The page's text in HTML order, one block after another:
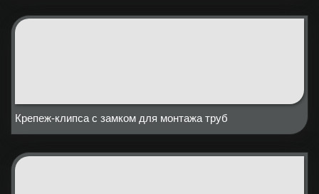
Крепеж-клипса с замком для монтажа труб